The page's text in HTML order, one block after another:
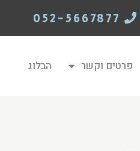
פרטים וקשר הבלוג